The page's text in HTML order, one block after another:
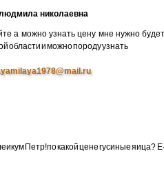
николаевна
а можно узнать цену мне нужно
области и можно породу узнать
Петр!по какой цене гусиные яица?